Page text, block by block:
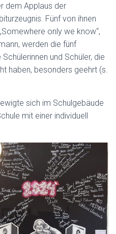
dem Applaus der
Fünf von ihnen
only we know“,
werden die fünf
und Schüler, die
haben, besonders geehrt (s.
sich im Schulgebäude
mit einer individuell